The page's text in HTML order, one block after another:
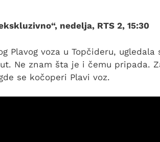
nedelja, RTS 2, 15:30
Plavog voza u Topčideru,
Ne znam šta je i čemu pripada.
se kočoperi Plavi voz.